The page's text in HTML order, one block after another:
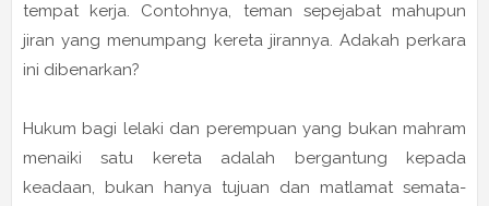
tempat kerja. Contohnya, teman sepejabat mahupun
jiran yang menumpang kereta jirannya. Adakah perkara
ini dibenarkan?
Hukum bagi lelaki dan perempuan yang bukan mahram
menaiki satu kereta adalah bergantung kepada
keadaan, bukan hanya tujuan dan matlamat semata-